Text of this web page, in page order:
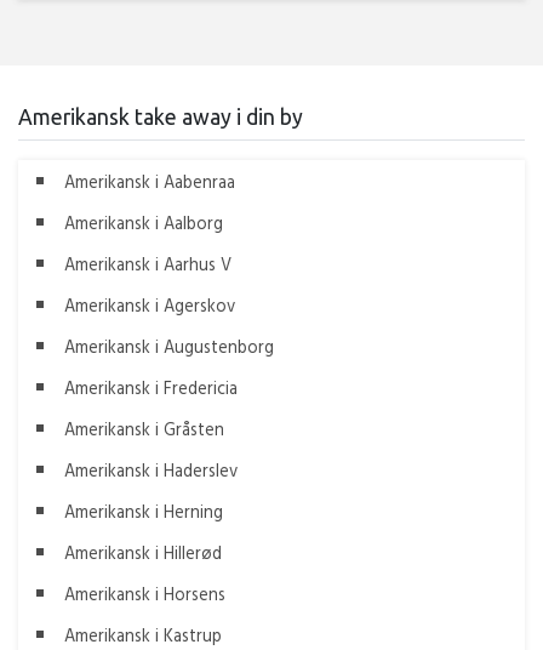
Amerikansk take away i din by
Amerikansk i Aabenraa
Amerikansk i Aalborg
Amerikansk i Aarhus V
Amerikansk i Agerskov
Amerikansk i Augustenborg
Amerikansk i Fredericia
Amerikansk i Gråsten
Amerikansk i Haderslev
Amerikansk i Herning
Amerikansk i Hillerød
Amerikansk i Horsens
Amerikansk i Kastrup